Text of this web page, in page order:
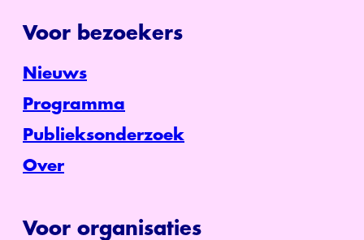
Voor bezoekers
Nieuws
Programma
Publieksonderzoek
Over
Voor organisaties